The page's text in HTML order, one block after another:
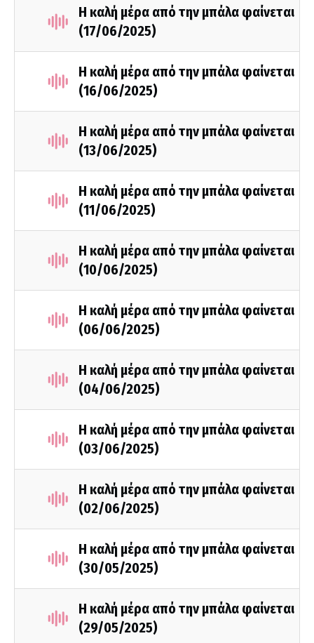
Η καλή μέρα από την μπάλα φαίνεται
(17/06/2025)
Η καλή μέρα από την μπάλα φαίνεται
(16/06/2025)
Η καλή μέρα από την μπάλα φαίνεται
(13/06/2025)
Η καλή μέρα από την μπάλα φαίνεται
(11/06/2025)
Η καλή μέρα από την μπάλα φαίνεται
(10/06/2025)
Η καλή μέρα από την μπάλα φαίνεται
(06/06/2025)
Η καλή μέρα από την μπάλα φαίνεται
(04/06/2025)
Η καλή μέρα από την μπάλα φαίνεται
(03/06/2025)
Η καλή μέρα από την μπάλα φαίνεται
(02/06/2025)
Η καλή μέρα από την μπάλα φαίνεται
(30/05/2025)
Η καλή μέρα από την μπάλα φαίνεται
(29/05/2025)